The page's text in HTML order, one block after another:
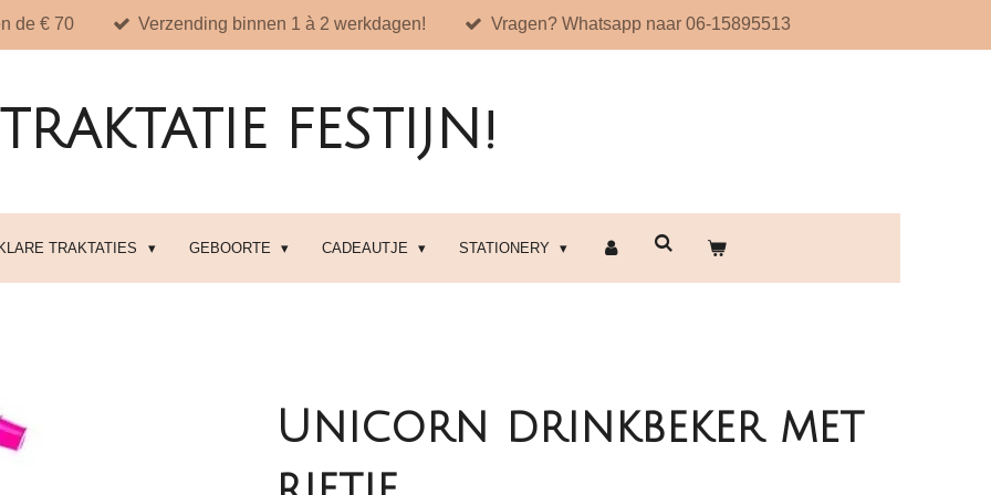
de € 70 Verzending binnen 1 à 2 werkdagen! Vragen? Whatsapp naar 06-15895513
TRAKTATIE FESTIJN!
TRAKTATIES GEBOORTE CADEAUTJE STATIONERY
Unicorn drinkbeker met